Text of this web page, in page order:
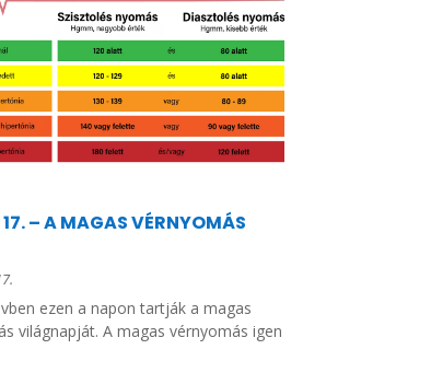
32059401/
– A MAGAS VÉRNYOMÁS
ezen a napon tartják a magas
világnapját. A magas vérnyomás igen